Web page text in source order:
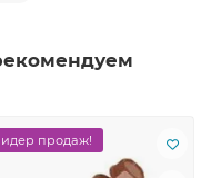
продаж!